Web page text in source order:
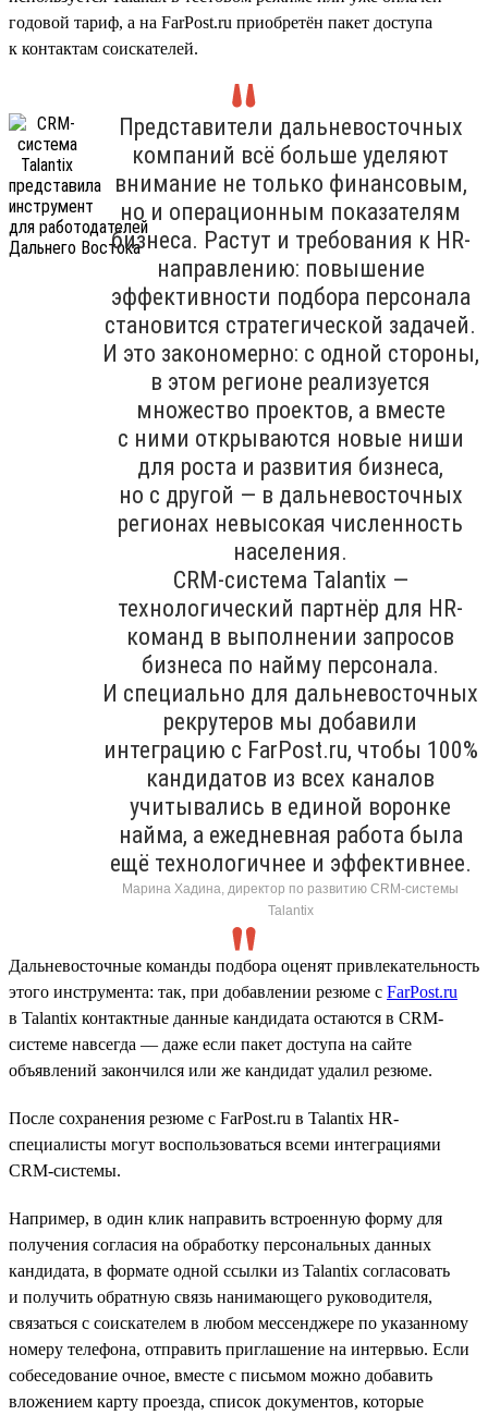
годовой тариф, а на FarPost.ru приобретён пакет доступа
к контактам соискателей.
Представители дальневосточных
компаний всё больше уделяют
внимание не только финансовым,
но и операционным показателям
бизнеса. Растут и требования к HR-
направлению: повышение
эффективности подбора персонала
становится стратегической задачей.
И это закономерно: с одной стороны,
в этом регионе реализуется
множество проектов, а вместе
с ними открываются новые ниши
для роста и развития бизнеса,
но с другой — в дальневосточных
регионах невысокая численность
населения.
CRM-система Talantix —
технологический партнёр для HR-
команд в выполнении запросов
бизнеса по найму персонала.
И специально для дальневосточных
рекрутеров мы добавили
интеграцию с FarPost.ru, чтобы 100%
кандидатов из всех каналов
учитывались в единой воронке
найма, а ежедневная работа была
ещё технологичнее и эффективнее.
Марина Хадина, директор по развитию CRM-системы
Talantix
Дальневосточные команды подбора оценят привлекательность
этого инструмента: так, при добавлении резюме с FarPost.ru
в Talantix контактные данные кандидата остаются в CRM-
системе навсегда — даже если пакет доступа на сайте
объявлений закончился или же кандидат удалил резюме.
После сохранения резюме с FarPost.ru в Talantix HR-
специалисты могут воспользоваться всеми интеграциями
CRM-системы.
Например, в один клик направить встроенную форму для
получения согласия на обработку персональных данных
кандидата, в формате одной ссылки из Talantix согласовать
и получить обратную связь нанимающего руководителя,
связаться с соискателем в любом мессенджере по указанному
номеру телефона, отправить приглашение на интервью. Если
собеседование очное, вместе с письмом можно добавить
вложением карту проезда, список документов, которые